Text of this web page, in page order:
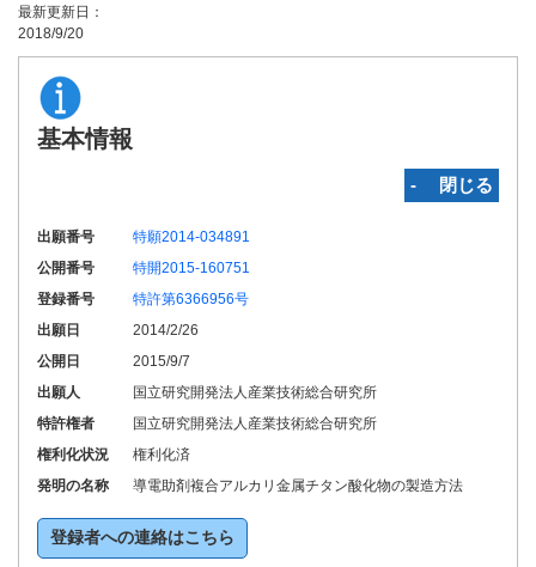
最新更新日：
2018/9/20
基本情報
‐ 閉じる
出願番号
特願2014-034891
公開番号
特開2015-160751
登録番号
特許第6366956号
出願日
2014/2/26
公開日
2015/9/7
出願人
国立研究開発法人産業技術総合研究所
特許権者
国立研究開発法人産業技術総合研究所
権利化状況
権利化済
発明の名称
導電助剤複合アルカリ金属チタン酸化物の製造方法
登録者への連絡はこちら